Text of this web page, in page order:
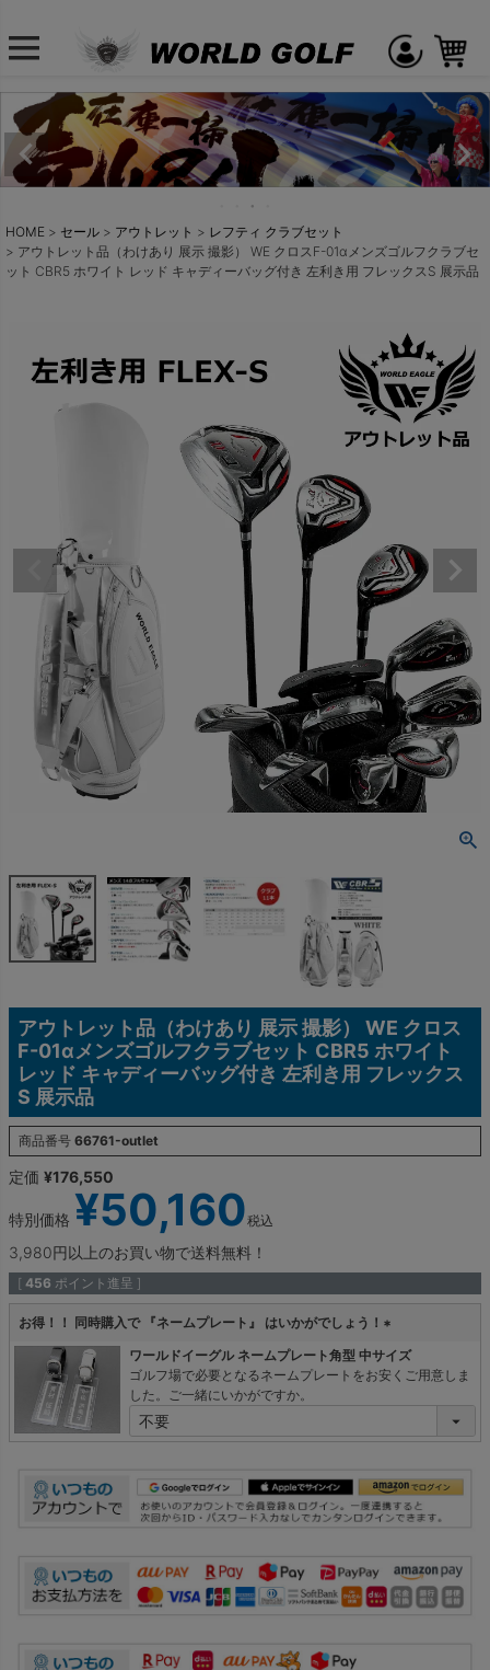
HOME セール アウトレット
レフティ クラブセット
アウトレット品（わけあり 展示 撮影） WE クロスF-01αメンズゴルフクラブセ
ット CBR5 ホワイト レッド キャディーバッグ付き 左利き用 フレックスS 展示品
アウトレット品（わけあり 展示 撮影） WE クロス
F-01αメンズゴルフクラブセット CBR5 ホワイト
レッド キャディーバッグ付き 左利き用 フレックス
S 展示品
商品番号 66761-outlet
定価 ¥176,550
特別価格 ¥50,160税込
3,980円以上のお買い物で送料無料！
[ 456 ポイント進呈 ]
お得！！ 同時購入で 『ネームプレート』 はいかがでしょう！
必
須
)
ワールドイーグル ネームプレート角型 中サイズ
ゴルフ場で必要となるネームプレートをお安くご用意しま
した。ご一緒にいかがですか。